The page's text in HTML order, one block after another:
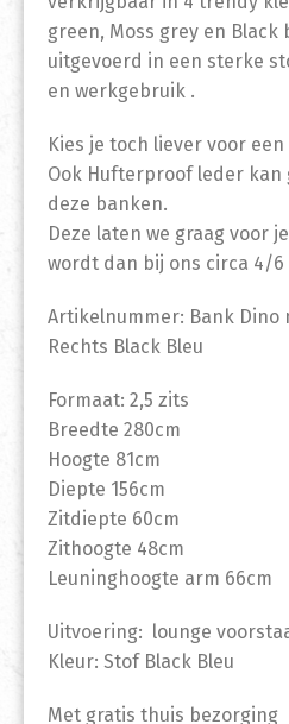
green, Moss grey en Black
uitgevoerd in een sterke
en werkgebruik .
Kies je toch liever voor
Ook Hufterproof leder kan
deze banken.
Deze laten we graag voor
wordt dan bij ons circa 4/6
Artikelnummer: Bank Dino
Rechts Black Bleu
Formaat: 2,5 zits
Breedte 280cm
Hoogte 81cm
Diepte 156cm
Zitdiepte 60cm
Zithoogte 48cm
Leuninghoogte arm 66cm
Uitvoering: lounge
Kleur: Stof Black Bleu
Met gratis thuis bezorging